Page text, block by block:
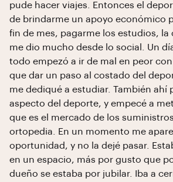
pude hacer viajes. Entonces el
de brindarme un apoyo económico
fin de mes, pagarme los estudios, la
me dio mucho desde lo social. Un
todo empezó a ir de mal en peor
que dar un paso al costado del
me dediqué a estudiar. También ahí
aspecto del deporte, y empecé a
que es el mercado de los
ortopedia. En un momento me
oportunidad, y no la dejé pasar.
en un espacio, más por gusto que
dueño se estaba por jubilar. Iba a